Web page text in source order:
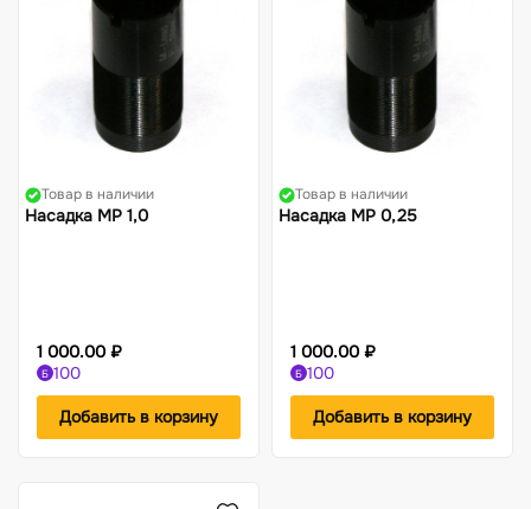
Товар в наличии
Насадка МР 1,0
1 000.00 ₽
Б 100
Добавить в корзину
Товар в наличии
Насадка МР 0,25
1 000.00 ₽
Б 100
Добавить в корзину